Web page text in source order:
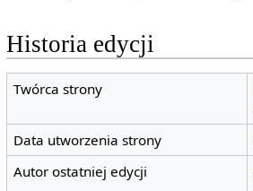
Historia edycji
Twórca strony
Data utworzenia strony
Autor ostatniej edycji